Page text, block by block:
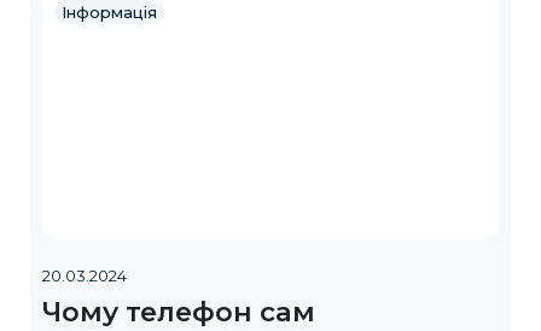
Інформація
20.03.2024
Чому телефон сам